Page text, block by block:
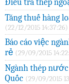
Điều tra thép
Tăng thuế hàng
(22/12/2015 14:37:26)
Báo cáo việc
rẻ (29/09/2015
Ngành thép
Quốc (29/09/2015